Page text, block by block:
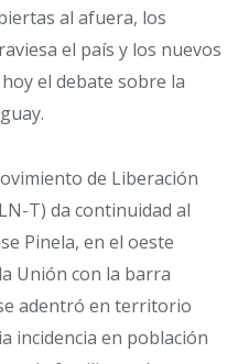
al afuera, los
el país y los nuevos
el debate sobre la
de Liberación
T) da continuidad al
Pinela, en el oeste
Unión con la barra
adentró en territorio
incidencia en población